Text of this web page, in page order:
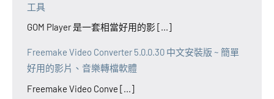
工具
GOM Player 是一套相當好用的影 [...]
Freemake Video Converter 5.0.0.30 中文安裝版 ~ 簡單
好用的影片、音樂轉檔軟體
Freemake Video Conve [...]